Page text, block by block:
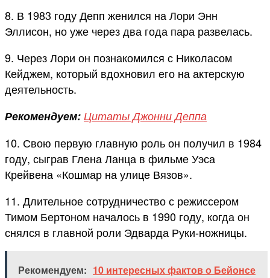
8. В 1983 году Депп женился на Лори Энн
Эллисон, но уже через два года пара развелась.
9. Через Лори он познакомился с Николасом
Кейджем, который вдохновил его на актерскую
деятельность.
Рекомендуем: Цитаты Джонни Деппа
10. Свою первую главную роль он получил в 1984
году, сыграв Глена Ланца в фильме Уэса
Крейвена «Кошмар на улице Вязов».
11. Длительное сотрудничество с режиссером
Тимом Бертоном началось в 1990 году, когда он
снялся в главной роли Эдварда Руки-ножницы.
Рекомендуем: 10 интересных фактов о Бейонсе